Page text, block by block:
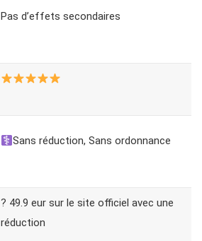
Pas d’effets secondaires
Sans réduction, Sans ordonnance
? 49.9 eur sur le site officiel avec une
réduction